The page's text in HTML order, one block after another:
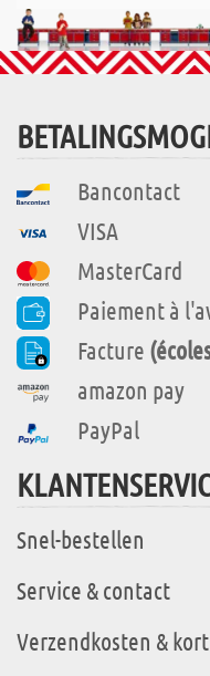
Bancontact
VISA
MasterCard
Paiement à
Facture
amazon pay
PayPal
Snel-bestellen
Service & contact
Verzendkosten &